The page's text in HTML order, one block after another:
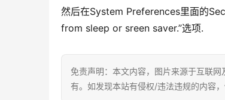
然后在System Preferences里面的
from sleep or sreen saver.”选项.
免责声明：本文内容，图片来源于互联
有。如发现本站有侵权/违法违规的内容